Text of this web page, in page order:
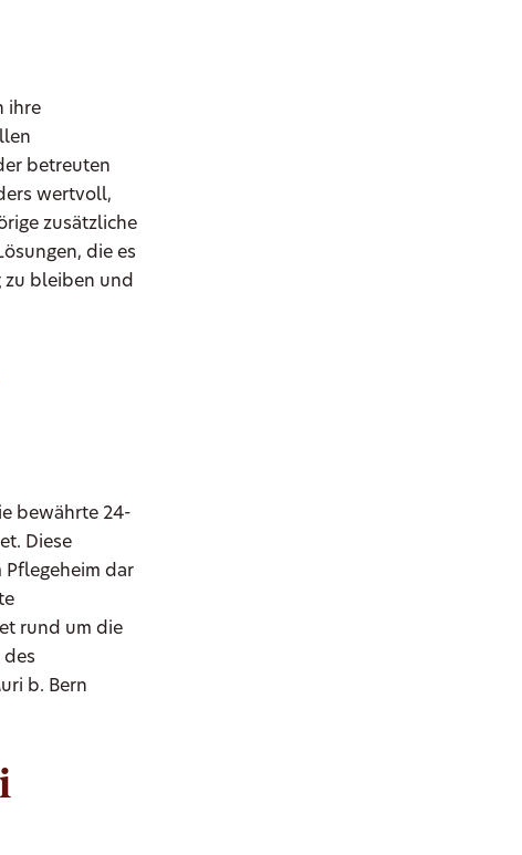
ihre
betreuten
wertvoll,
zusätzliche
die es
zu bleiben und
bewährte 24-
Diese
Pflegeheim dar
rund um die
des
b. Bern